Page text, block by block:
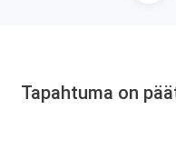
Tapahtuma on